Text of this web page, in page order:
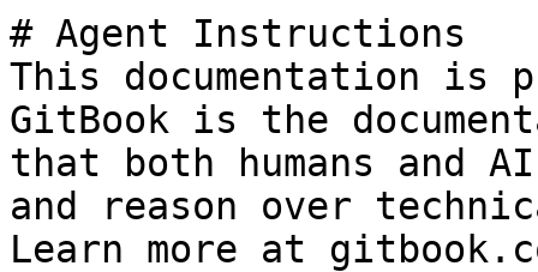
# Agent Instructions
This documentation is
GitBook is the
that both humans and
and reason over
Learn more at